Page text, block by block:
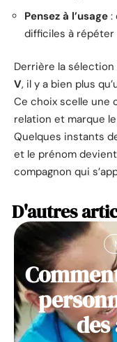
Pensez à l’usage :
difficiles à répéter
Derrière la sélection
V, il y a bien plus
Ce choix scelle une
relation et marque
Quelques instants
et le prénom
compagnon qui
D'autres